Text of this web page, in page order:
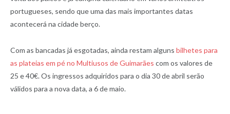
portugueses, sendo que uma das mais importantes datas
acontecerá na cidade berço.
Com as bancadas já esgotadas, ainda restam alguns bilhetes para
as plateias em pé no Multiusos de Guimarães com os valores de
25 e 40€. Os ingressos adquiridos para o dia 30 de abril serão
válidos para a nova data, a 6 de maio.